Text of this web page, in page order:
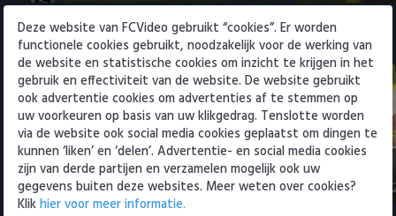
Eredivisie
Fenerbahçe biedt ruim 20 miljoen
op Feyenoord-spits Ueda
8 augustus 2026 23:52
Sittard 2-2
8 augustus
Deze website van FCVideo gebruikt “cookies”. Er worden
functionele cookies gebruikt, noodzakelijk voor de werking van
de website en statistische cookies om inzicht te krijgen in het
gebruik en effectiviteit van de website. De website gebruikt
ook advertentie cookies om advertenties af te stemmen op
uw voorkeuren op basis van uw klikgedrag. Tenslotte worden
via de website ook social media cookies geplaatst om dingen te
kunnen ‘liken’ en ‘delen’. Advertentie- en social media cookies
zijn van derde partijen en verzamelen mogelijk ook uw
gegevens buiten deze websites. Meer weten over cookies?
Klikhier voor meer informatie.